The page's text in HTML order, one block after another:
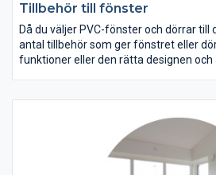
Tillbehör till fönster
Då du väljer PVC-fönster och dörrar till
antal tillbehör som ger fönstret eller
funktioner eller den rätta designen och